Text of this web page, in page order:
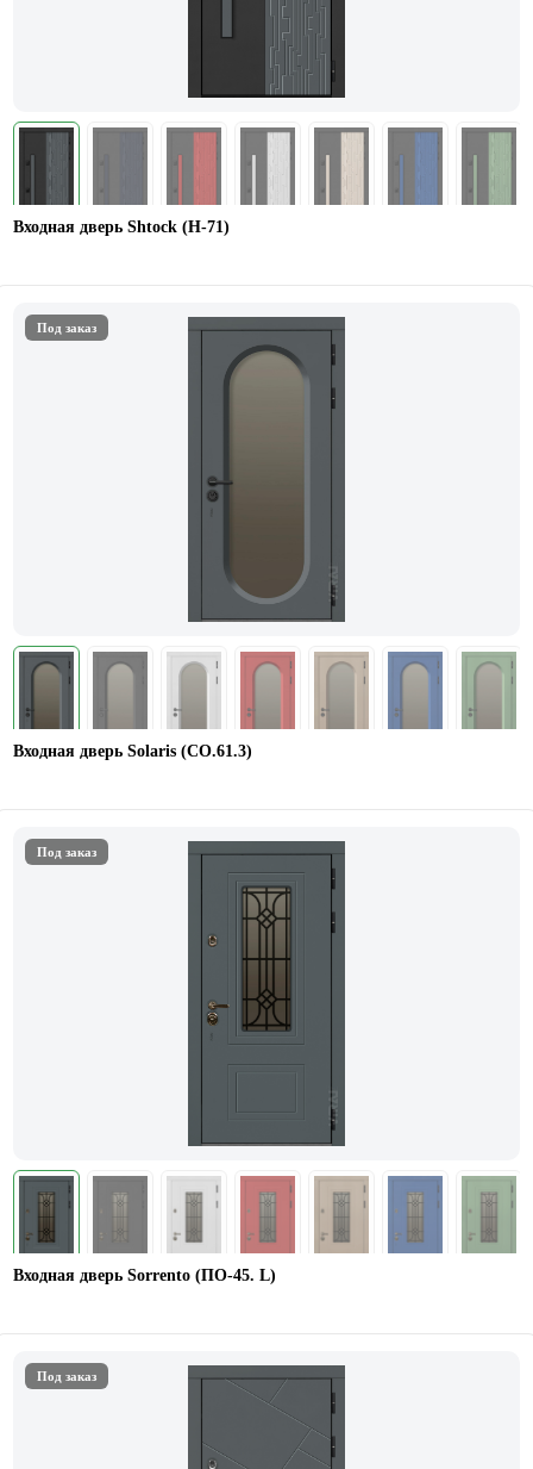
Входная дверь Shtock (Н-71)
Под заказ
Входная дверь Solaris (СО.61.3)
Под заказ
Входная дверь Sorrento (ПО-45. L)
Под заказ